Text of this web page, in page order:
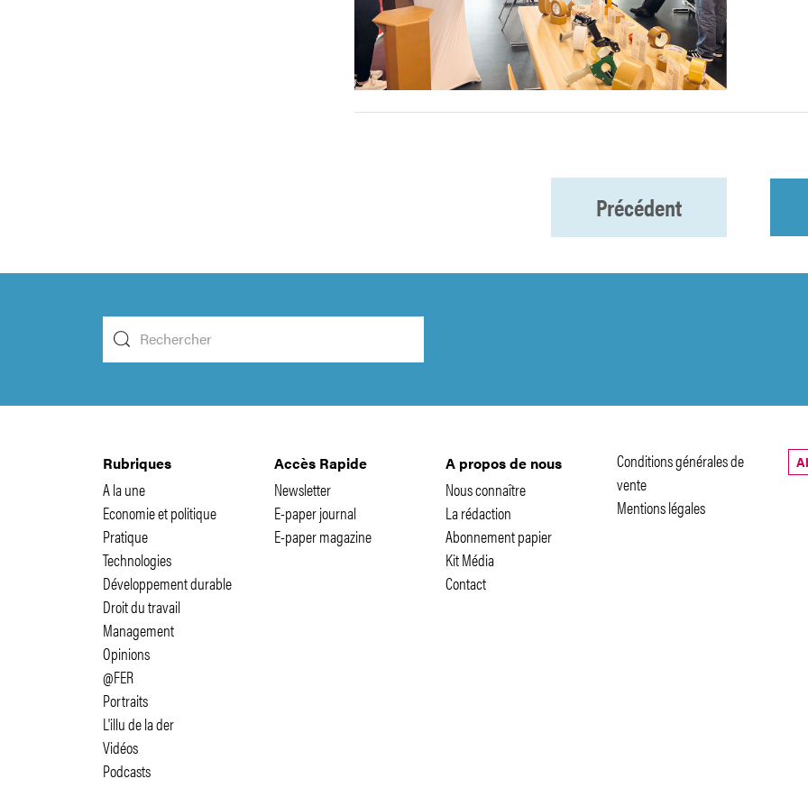
Précédent
Rubriques
A la une
Economie et politique
Pratique
Technologies
Développement durable
Droit du travail
Management
Opinions
@FER
Portraits
L'illu de la der
Vidéos
Podcasts
Accès Rapide
Newsletter
E-paper journal
E-paper magazine
A propos de nous
Nous connaître
La rédaction
Abonnement papier
Kit Média
Contact
Conditions générales de
vente
Mentions légales